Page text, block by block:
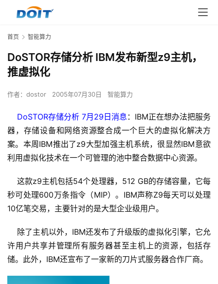
首页 智能算力
DoSTOR存储分析 IBM发布新型z9主机，
推虚拟化
作者： dostor 2005年07月30日 智能算力
DoSTOR存储分析 7月29日消息 ：IBM正在想办法把服务
器，存储设备和网络资源整合成一个巨大的虚拟化解决方
案。本周IBM推出了z9大型加强主机系统，很显然IBM意欲
利用虚拟化技术在一个可管理的池中整合数据中心资源。
这款z9主机包括54个处理器，512 GB的存储容量，它每
秒可处理600万条指令（MIP）。IBM声称Z9每天可以处理
10亿笔交易，主要针对的是大型企业级用户。
除了主机以外，IBM还发布了升级版的虚拟化引擎，它允
许用户共享并管理所有服务器甚至主机上的资源，包括存
储。此外，IBM还宣布了一家新的刀片式服务器合作厂商。